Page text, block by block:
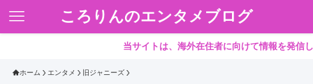
ころりんのエンタメブログ
当サイトは、海外在住者に向けて情報を発信しています。
ホーム エンタメ 旧ジャニーズ